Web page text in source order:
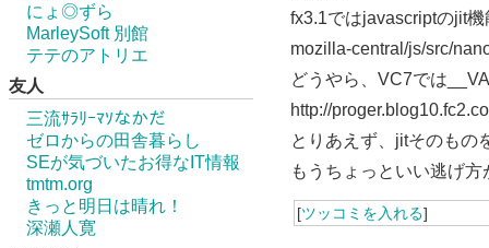
にょ◎ずら
MarleySoft 別館
テテのアトリエ
友人
三流ｻﾗﾘｰﾏｿなかだ
ゼロからの田舎暮らし
SEが気づいたお得なIT情報
tmtm.org
きっと明日は晴れ！
深瀬人寛
fx3.1ではjavascriptのjit
mozilla-central/js/src/
どうやら、VC7では
http://
とりあえず、jitそのもの
もうちょっといい逃げ
[ツッコミを入れる]